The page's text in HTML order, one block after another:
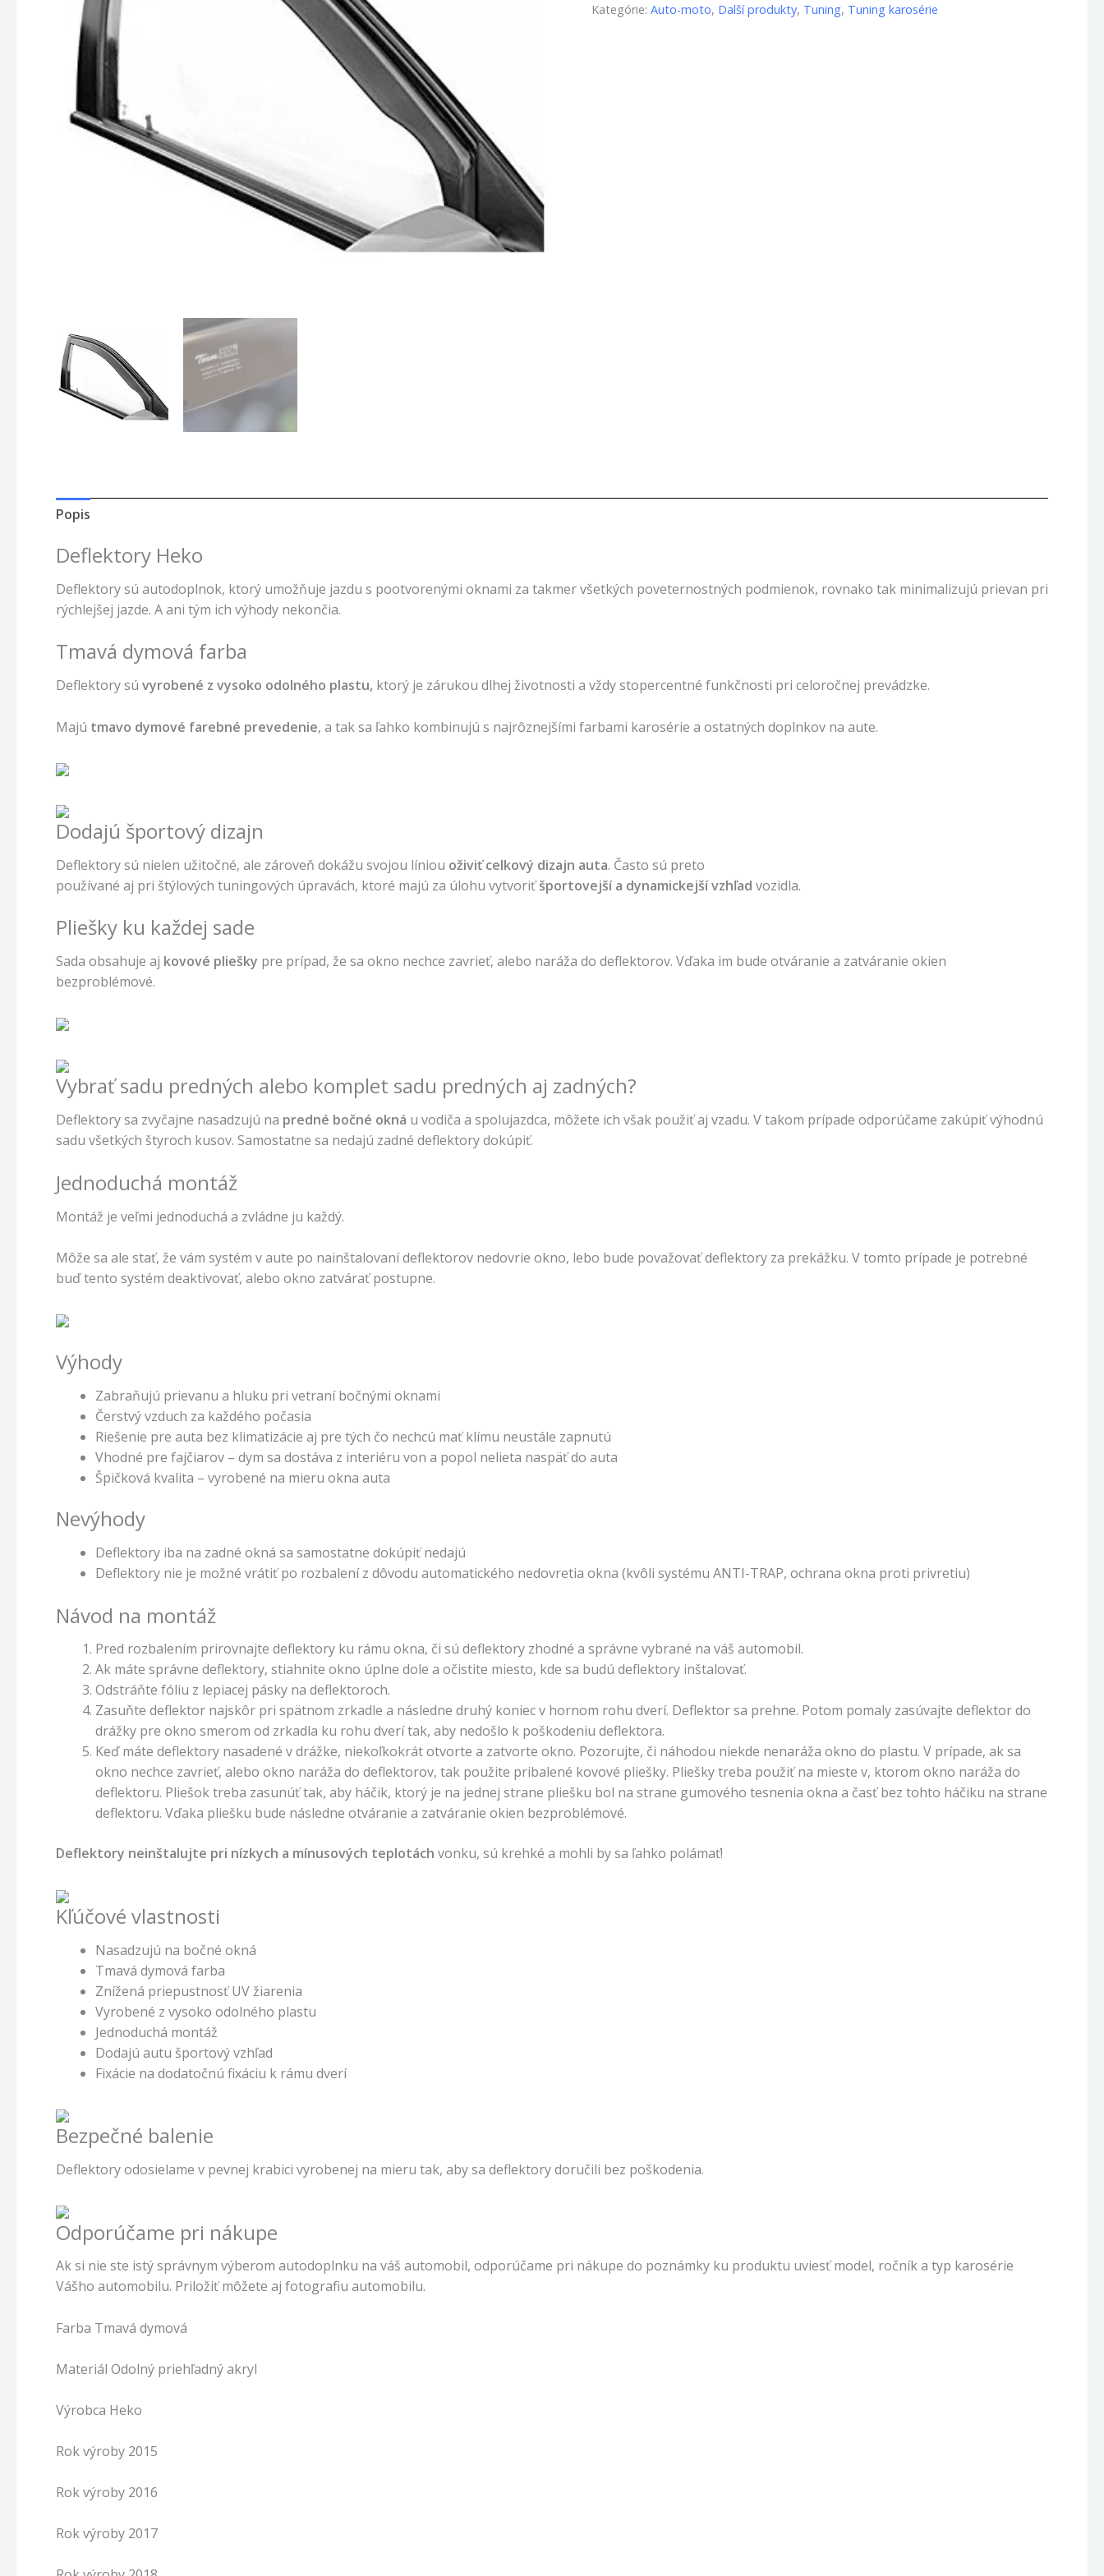
Kategórie:Auto-moto, Další produkty, Tuning, Tuning karosérie
Popis
Deflektory Heko
Deflektory sú autodoplnok, ktorý umožňuje jazdu s pootvorenými oknami za takmer všetkých poveternostných podmienok, rovnako tak minimalizujú prievan pri
rýchlejšej jazde. A ani tým ich výhody nekončia.
Tmavá dymová farba
Deflektorysú vyrobené z vysoko odolného plastu, ktorý je zárukou dlhej životnosti a vždy stopercentné funkčnosti pri celoročnej prevádzke.
Majú tmavo dymové farebné prevedenie, a tak sa ľahko kombinujú s najrôznejšími farbami karosérie a ostatných doplnkov na aute.
Dodajú športový dizajn
Deflektory sú nielen užitočné, ale zároveň dokážu svojou líniou oživiť celkový dizajn auta. Často sú preto
používané aj pri štýlových tuningových úpravách, ktoré majú za úlohu vytvoriťšportovejší a dynamickejší vzhľad vozidla.
Pliešky ku každej sade
Sada obsahuje aj kovové pliešky pre prípad, že sa okno nechce zavrieť, alebo naráža do deflektorov. Vďaka im bude otváranie a zatváranie okien
bezproblémové.
Vybrať sadu predných alebo komplet sadu predných aj zadných?
Deflektory sa zvyčajne nasadzujú na predné bočné okná u vodiča a spolujazdca, môžete ich však použiť aj vzadu. V takom prípade odporúčame zakúpiť výhodnú
sadu všetkých štyroch kusov. Samostatne sa nedajú zadné deflektory dokúpiť.
Jednoduchá montáž
Montáž je veľmi jednoduchá a zvládne ju každý.
Môže sa ale stať, že vám systém v aute po nainštalovaní deflektorov nedovrie okno, lebo bude považovať deflektory za prekážku. V tomto prípade je potrebné
buď tento systém deaktivovať, alebo okno zatvárať postupne.
Výhody
Zabraňujú prievanu a hluku pri vetraní bočnými oknami
Čerstvý vzduch za každého počasia
Riešenie pre auta bez klimatizácie aj pre tých čo nechcú mať klímu neustále zapnutú
Vhodné pre fajčiarov – dym sa dostáva z interiéru von a popol nelieta naspäť do auta
Špičková kvalita – vyrobené na mieru okna auta
Nevýhody
Deflektory iba na zadné okná sa samostatne dokúpiť nedajú
Deflektory nie je možné vrátiť po rozbalení z dôvodu automatického nedovretia okna (kvôli systému ANTI-TRAP, ochrana okna proti privretiu)
Návod na montáž
Pred rozbalením prirovnajte deflektory ku rámu okna, či sú deflektory zhodné a správne vybrané na váš automobil.
Ak máte správne deflektory, stiahnite okno úplne dole a očistite miesto, kde sa budú deflektory inštalovať.
Odstráňte fóliu z lepiacej pásky na deflektoroch.
Zasuňte deflektor najskôr pri spätnom zrkadle a následne druhý koniec v hornom rohu dverí. Deflektor sa prehne. Potom pomaly zasúvajte deflektor do
drážky pre okno smerom od zrkadla ku rohu dverí tak, aby nedošlo k poškodeniu deflektora.
Keď máte deflektory nasadené v drážke, niekoľkokrát otvorte a zatvorte okno. Pozorujte, či náhodou niekde nenaráža okno do plastu. V prípade, ak sa
okno nechce zavrieť, alebo okno naráža do deflektorov, tak použite pribalené kovové pliešky. Pliešky treba použiť na mieste v, ktorom okno naráža do
deflektoru. Pliešok treba zasunúť tak, aby háčik, ktorý je na jednej strane pliešku bol na strane gumového tesnenia okna a časť bez tohto háčiku na strane
deflektoru. Vďaka pliešku bude následne otváranie a zatváranie okien bezproblémové.
Deflektory neinštalujte pri nízkych a mínusových teplotách vonku, sú krehké a mohli by sa ľahko polámať!
Kľúčové vlastnosti
Nasadzujú na bočné okná
Tmavá dymová farba
Znížená priepustnosť UV žiarenia
Vyrobené z vysoko odolného plastu
Jednoduchá montáž
Dodajú autu športový vzhľad
Fixácie na dodatočnú fixáciu k rámu dverí
Bezpečné balenie
Deflektory odosielame v pevnej krabici vyrobenej na mieru tak, aby sa deflektory doručili bez poškodenia.
Odporúčame pri nákupe
Ak si nie ste istý správnym výberom autodoplnku na váš automobil, odporúčame pri nákupe do poznámky ku produktu uviesť model, ročník a typ karosérie
Vášho automobilu. Priložiť môžete aj fotografiu automobilu.
Farba Tmavá dymová
Materiál Odolný priehľadný akryl
Výrobca Heko
Rok výroby 2015
Rok výroby 2016
Rok výroby 2017